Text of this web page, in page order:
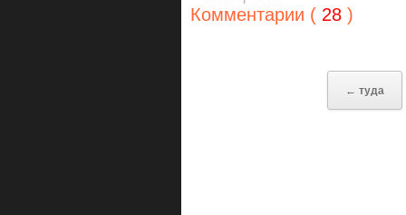
Комментарии ( 28 )
← туда